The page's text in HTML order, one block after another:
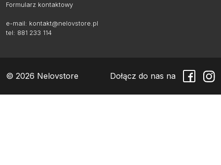
Formularz kontaktowy
e-mail: kontakt@nelovstore.pl
tel: 881 233 114
© 2026 Nelovstore Dołącz do nas na